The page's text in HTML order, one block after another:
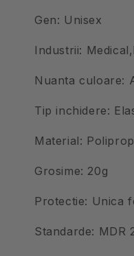
Gen: Unisex
Industrii:
Nuanta culoare:
Tip inchidere:
Material:
Grosime: 20g
Protectie: Unica
Standarde: MDR